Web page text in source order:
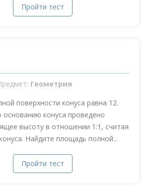
Пройти тест
Геометрия
поверхности конуса равна 12.
основанию конуса проведено
высоту в отношении 1:1, считая
Найдите площадь полной...
Пройти тест